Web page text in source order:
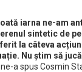
iarna ne-am
sintetic de
la câteva
Nu știm să
ne-a spus Cosmin